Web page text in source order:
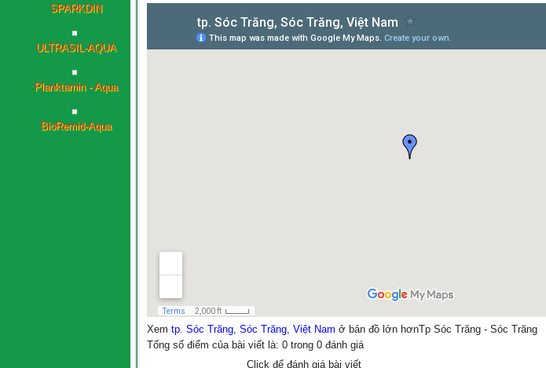
Xem tp. Sóc Trăng, Sóc Trăng, Việt Nam ở bản đồ lớn hơnTp Sóc Trăng - Sóc Trăng
Tổng số điểm của bài viết là: 0 trong 0 đánh giá
Click để đánh giá bài viết